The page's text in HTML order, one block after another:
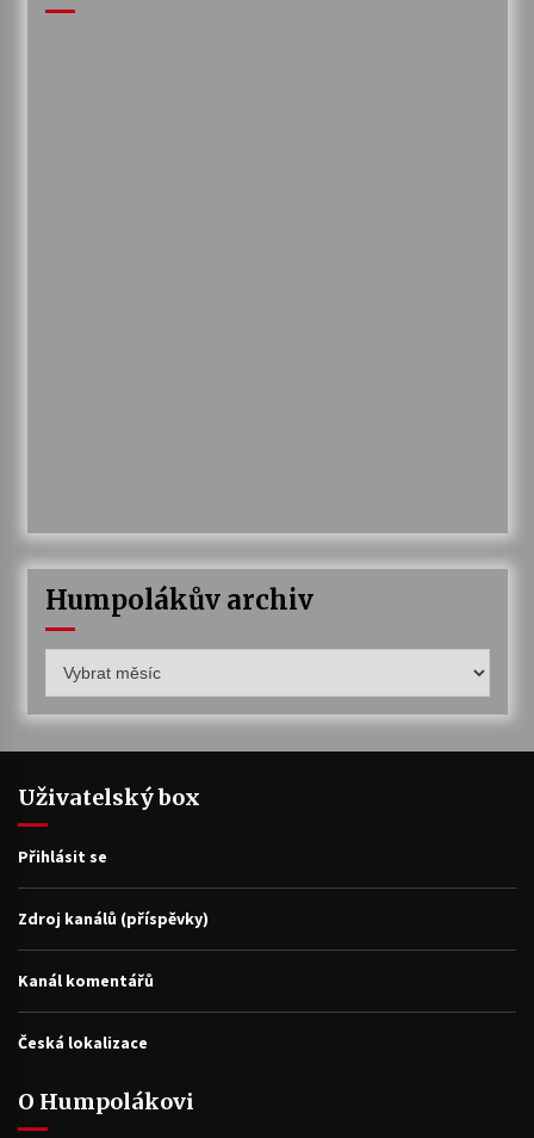
Humpolákův archiv
archiv
Uživatelský box
Přihlásit se
Zdroj kanálů (příspěvky)
Kanál komentářů
Česká lokalizace
O Humpolákovi